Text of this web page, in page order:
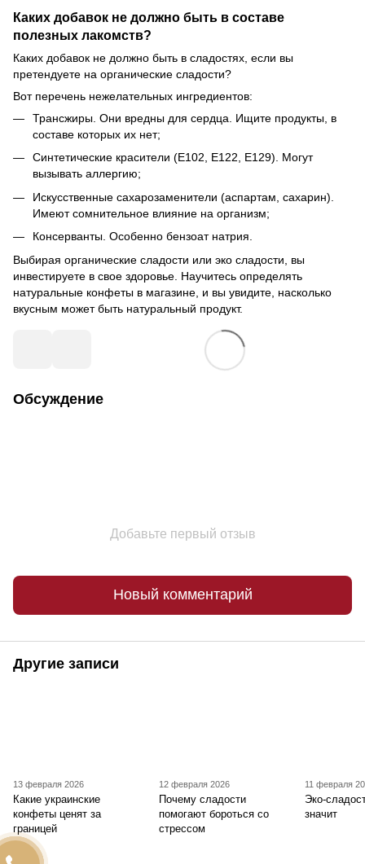
Каких добавок не должно быть в составе
полезных лакомств?
Каких добавок не должно быть в сладостях, если вы
претендуете на органические сладости?
Вот перечень нежелательных ингредиентов:
Трансжиры. Они вредны для сердца. Ищите продукты, в
составе которых их нет;
Синтетические красители (Е102, Е122, Е129). Могут
вызывать аллергию;
Искусственные сахарозаменители (аспартам, сахарин).
Имеют сомнительное влияние на организм;
Консерванты. Особенно бензоат натрия.
Выбирая органические сладости или эко сладости, вы
инвестируете в свое здоровье. Научитесь определять
натуральные конфеты в магазине, и вы увидите, насколько
вкусным может быть натуральный продукт.
Обсуждение
Добавьте первый отзыв
Новый комментарий
Другие записи
13 февраля 2026
Какие украинские
конфеты ценят за
границей
12 февраля 2026
Почему сладости
помогают бороться со
стрессом
11 февраля
Эко-
значит